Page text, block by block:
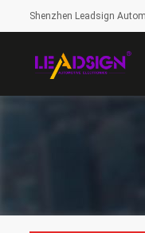
Shenzhen Leadsign